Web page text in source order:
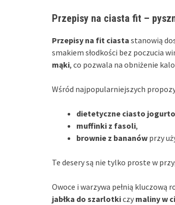
Przepisy na ciasta fit –
Przepisy na fit ciasta stanowią
smakiem słodkości bez poczucia
mąki, co pozwala na obniżenie
Wśród najpopularniejszych
dietetyczne ciasto
muffinki z fasoli,
brownie z bananów przy
Te desery są nie tylko proste w
Owoce i warzywa pełnią
jabłka do szarlotkiczy maliny w